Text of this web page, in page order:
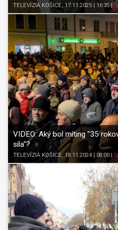
TELEVÍZIA KOŠICE, 17.11.2025 | 16:35|
VIDEO: Aký bol míting "35
sila"?
TELEVÍZIA KOŠICE, 18.11.2024 | 08:00